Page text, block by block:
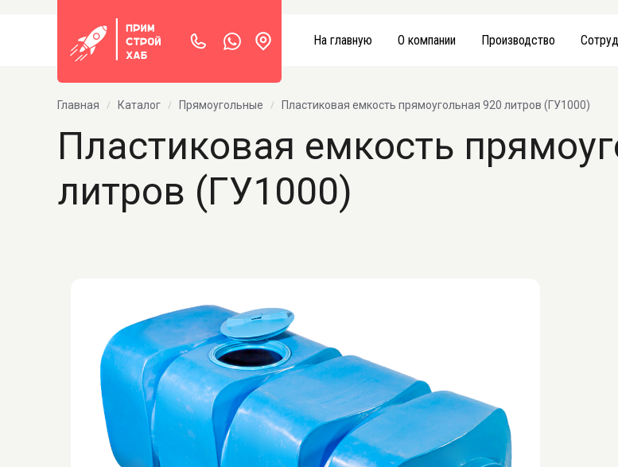
На главную О компании Производство
Главная Каталог Прямоугольные Пластиковая емкость прямоугольная 920 литров (ГУ1000)
Пластиковая емкость
литров (ГУ1000)